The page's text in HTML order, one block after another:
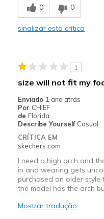
Melhores utilizações
Casual Wear
Feels
View On Shoes
0 0
sinalizar esta crítica
1
size will not fit my
Enviado 1 ano atrás
Por CHIEF
de Florida
Describe Yourself Casual
CRÍTICA EM
skechers.com
I need a high arch and
in and wearing gets
purchased an older style
the model has the arch
Mostrar tradução